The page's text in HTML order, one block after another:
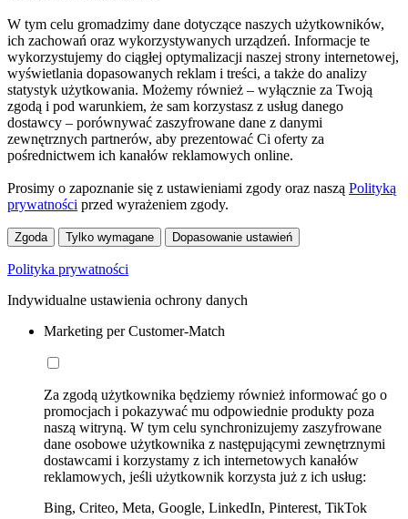
W tym celu gromadzimy dane dotyczące naszych użytkowników,
ich zachowań oraz wykorzystywanych urządzeń. Informacje te
wykorzystujemy do ciągłej optymalizacji naszej strony internetowej,
wyświetlania dopasowanych reklam i treści, a także do analizy
statystyk użytkowania. Możemy również – wyłącznie za Twoją
zgodą i pod warunkiem, że sam korzystasz z usług danego
dostawcy – porównywać zaszyfrowane dane z danymi
zewnętrznych partnerów, aby prezentować Ci oferty za
pośrednictwem ich kanałów reklamowych online.
Prosimy o zapoznanie się z ustawieniami zgody oraz naszą Polityką
prywatności przed wyrażeniem zgody.
Zgoda Tylko wymagane Dopasowanie ustawień
Polityka prywatności
Indywidualne ustawienia ochrony danych
Marketing per Customer-Match
Za zgodą użytkownika będziemy również informować go o
promocjach i pokazywać mu odpowiednie produkty poza
naszą witryną. W tym celu synchronizujemy zaszyfrowane
dane osobowe użytkownika z następującymi zewnętrznymi
dostawcami i korzystamy z ich internetowych kanałów
reklamowych, jeśli użytkownik korzysta już z ich usług:
Bing, Criteo, Meta, Google, LinkedIn, Pinterest, TikTok